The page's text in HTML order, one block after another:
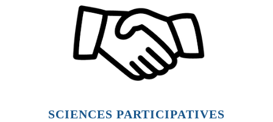
SCIENCES PARTICIPATIVES